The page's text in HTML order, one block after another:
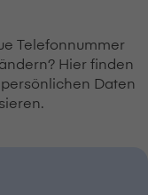
Telefonnummer
Hier finden
Daten